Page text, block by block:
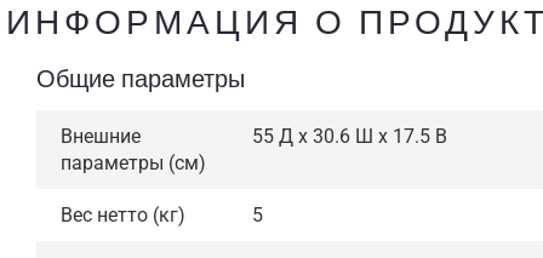
ИНФОРМАЦИЯ О
Общие параметры
Внешние
параметры (см)
55 Д x 30.6 Ш x 17.5 В
Вес нетто (кг) 5